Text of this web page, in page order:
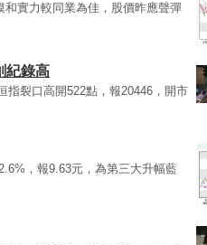
和實力較同業為佳，股價昨應聲彈
紀錄高
指裂口高開522點，報20446，開市
，報9.63元，為第三大升幅藍